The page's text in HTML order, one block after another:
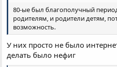
80-ые был благополучный
родителям, и родители детям,
возможность.
У них просто не было
делать было нефиг